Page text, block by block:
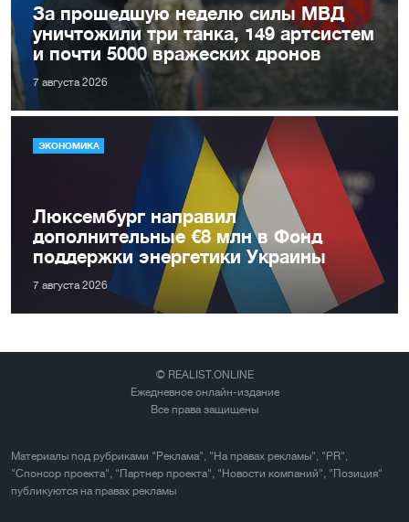
За прошедшую неделю силы МВД
уничтожили три танка, 149 артсистем
и почти 5000 вражеских дронов
7 августа 2026
ЭКОНОМИКА
Люксембург направил
дополнительные €8 млн в Фонд
поддержки энергетики Украины
7 августа 2026
© REALIST.ONLINE
Ежедневное онлайн-издание
Все права защищены
Материалы под рубриками "Реклама", "На правах рекламы", "PR",
"Спонсор проекта", "Партнер проекта", "Новости компаний", "Позиция"
публикуются на правах рекламы